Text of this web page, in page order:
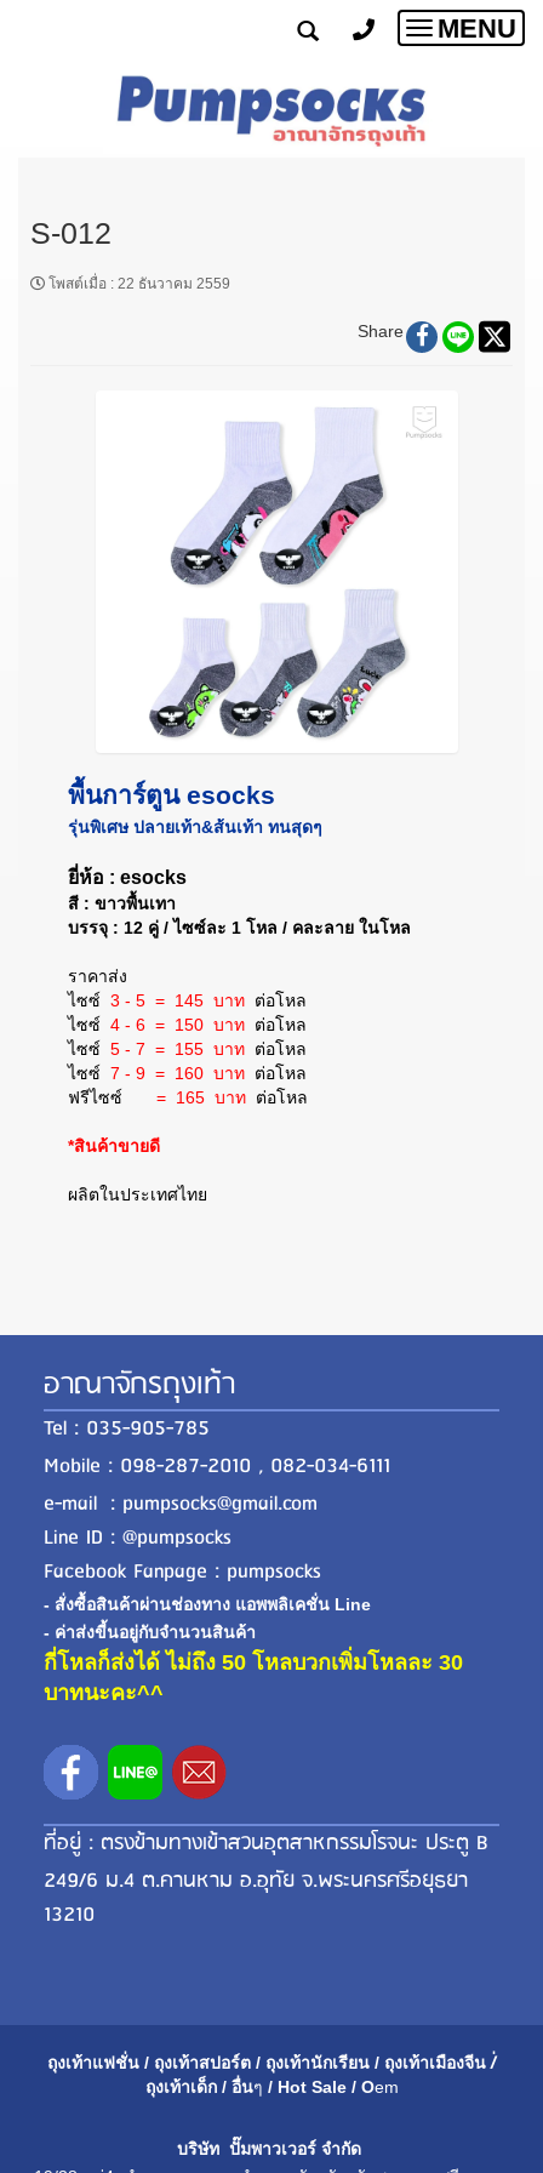
Toggle
MENU
S-012
โพสต์เมื่อ : 22 ธันวาคม 2559
Share
พื้นการ์ตูน esocks
รุ่นพิเศษ ปลายเท้า&ส้นเท้า ทนสุดๆ
ยี่ห้อ : esocks
สี : ขาวพื้นเทา
บรรจุ : 12 คู่ / ไซซ์ละ 1 โหล / คละลาย ในโหล
ราคาส่ง
ไซซ์ 3 - 5 = 145 บาท ต่อโหล
ไซซ์ 4 - 6 = 150 บาท ต่อโหล
ไซซ์ 5 - 7 = 155 บาท ต่อโหล
ไซซ์ 7 - 9 = 160 บาท ต่อโหล
ฟรีไซซ์ = 165 บาท ต่อโหล
*สินค้าขายดี
ผลิตในประเทศไทย
อาณาจักรถุงเท้า
Tel : 035-905-785
Mobile : 098-287-2010 , 082-034-6111
e-mail : pumpsocks@gmail.com
Line ID : @pumpsocks
Facebook Fanpage : pumpsocks
- สั่งซื้อสินค้าผ่านช่องทาง แอพพลิเคชั่น Line
- ค่าส่งขี้นอยู่กับจำนวนสินค้า
กี่โหลก็ส่งได้ ไม่ถึง 50 โหลบวกเพิ่มโหลละ 30
บาทนะคะ^^
ที่อยู่ : ตรงข้ามทางเข้าสวนอุตสาหกรรมโรจนะ ประตู B
249/6 ม.4 ต.คานหาม อ.อุทัย จ.พระนครศรีอยุธยา
13210
ถุงเท้าแฟชั่น / ถุงเท้าสปอร์ต / ถุงเท้านักเรียน / ถุงเท้าเมืองจีน /่
ถุงเท้าเด็ก / อื่นๆ / Hot Sale / Oem
บริษัท ปั๊มพาวเวอร์ จำกัด